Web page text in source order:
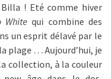
! Eté comme hiver
White qui combine des
un esprit délavé par le
plage … Aujourd’hui, je
collection, à la couleur